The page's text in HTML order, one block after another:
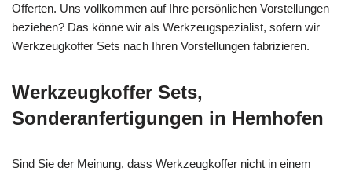
Offerten. Uns vollkommen auf Ihre persönlichen Vorstellungen
beziehen? Das könne wir als Werkzeugspezialist, sofern wir
Werkzeugkoffer Sets nach Ihren Vorstellungen fabrizieren.
Werkzeugkoffer Sets,
Sonderanfertigungen in Hemhofen
Sind Sie der Meinung, dass Werkzeugkoffer nicht in einem